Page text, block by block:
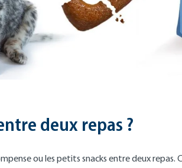
deux repas ?
ou les petits snacks entre deux